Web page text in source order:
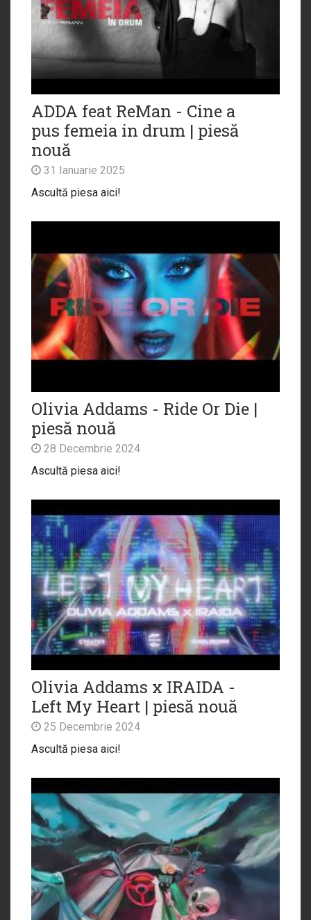
ADDA feat ReMan - Cine a
pus femeia in drum | piesă
nouă
31 Ianuarie 2025
Ascultă piesa aici!
Olivia Addams - Ride Or Die |
piesă nouă
28 Decembrie 2024
Ascultă piesa aici!
Olivia Addams x IRAIDA -
Left My Heart | piesă nouă
25 Decembrie 2024
Ascultă piesa aici!